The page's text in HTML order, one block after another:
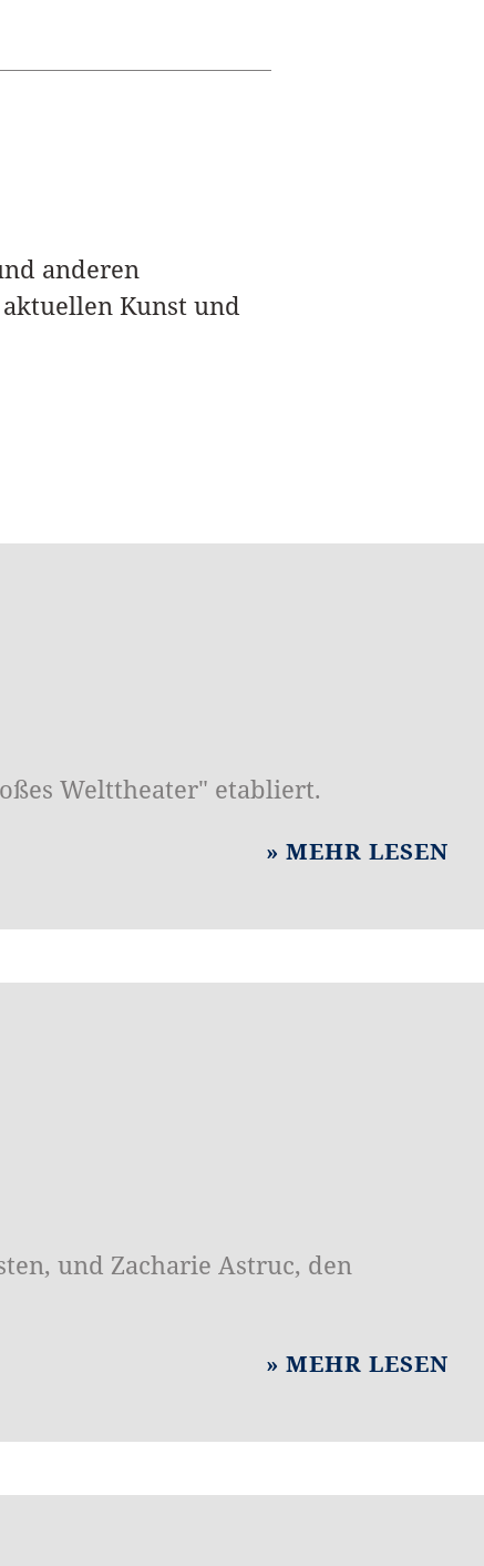
anderen
Kunst und
Welttheater" etabliert.
MEHR LESEN
und Zacharie Astruc, den
MEHR LESEN